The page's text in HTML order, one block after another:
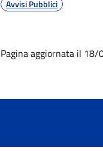
Avvisi Pubblici
Pagina aggiornata il